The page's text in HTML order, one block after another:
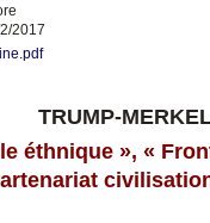
2017
TRUMP-
éthnique », «